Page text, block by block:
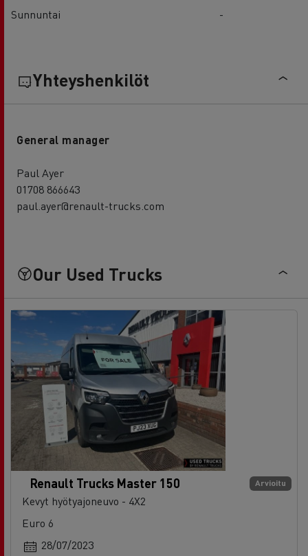
Sunnuntai
-
Yhteyshenkilöt
General manager
Paul Ayer
01708 866643
paul.ayer@renault-trucks.com
Our Used Trucks
Arvioitu
Renault Trucks Master 150
Kevyt hyötyajoneuvo - 4X2
Euro 6
28/07/2023